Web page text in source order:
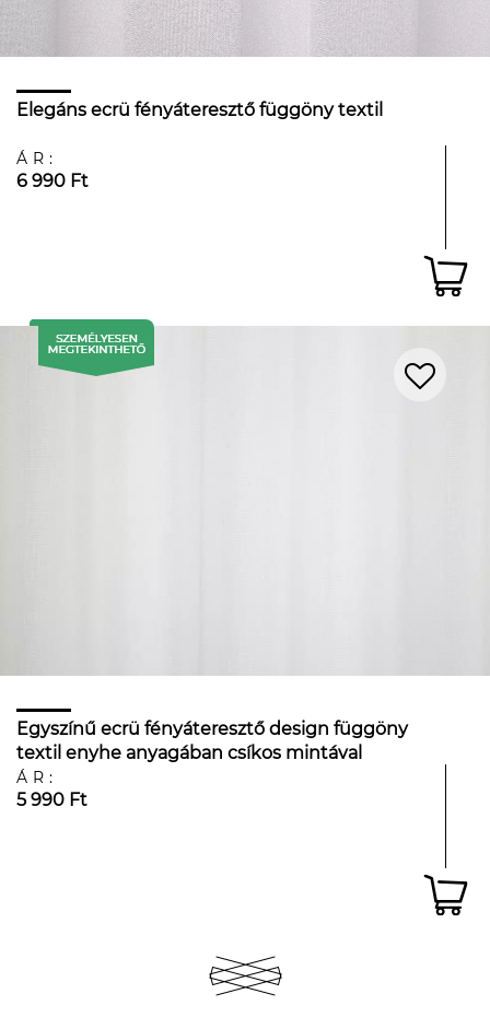
Elegáns ecrü fényáteresztő függöny textil
ÁR:
6 990 Ft
Egyszínű ecrü fényáteresztő design függöny
textil enyhe anyagában csíkos mintával
ÁR:
5 990 Ft